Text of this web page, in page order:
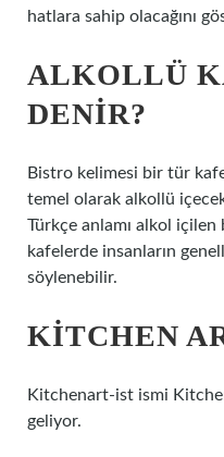
hatlara sahip olacağını
ALKOLLÜ
DENIR?
Bistro kelimesi bir tür
temel olarak alkollü
Türkçe anlamı alkol
kafelerde insanların
söylenebilir.
KITCHEN
Kitchenart-ist ismi
geliyor.